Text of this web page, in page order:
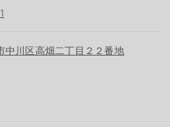
中川区高畑二丁目２２番地